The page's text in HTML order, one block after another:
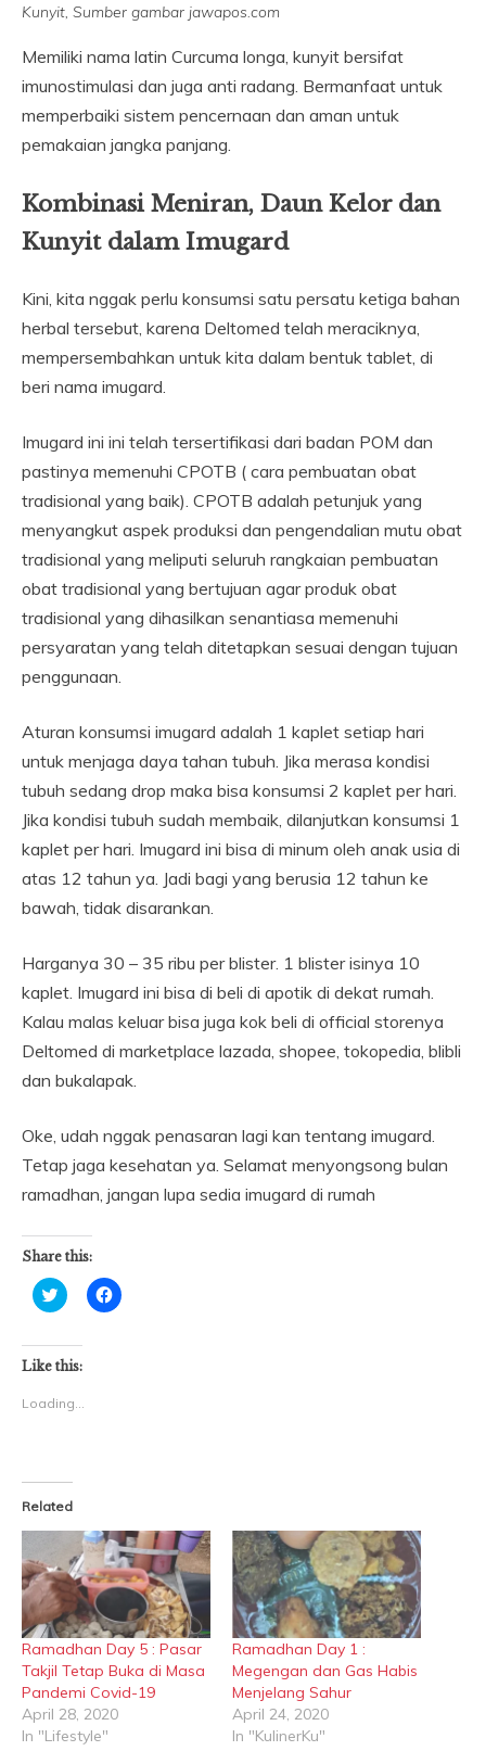
Kunyit, Sumber gambar jawapos.com
Memiliki nama latin Curcuma longa, kunyit bersifat
imunostimulasi dan juga anti radang. Bermanfaat untuk
memperbaiki sistem pencernaan dan aman untuk
pemakaian jangka panjang.
Kombinasi Meniran, Daun Kelor dan
Kunyit dalam Imugard
Kini, kita nggak perlu konsumsi satu persatu ketiga bahan
herbal tersebut, karena Deltomed telah meraciknya,
mempersembahkan untuk kita dalam bentuk tablet, di
beri nama imugard.
Imugard ini ini telah tersertifikasi dari badan POM dan
pastinya memenuhi CPOTB ( cara pembuatan obat
tradisional yang baik). CPOTB adalah petunjuk yang
menyangkut aspek produksi dan pengendalian mutu obat
tradisional yang meliputi seluruh rangkaian pembuatan
obat tradisional yang bertujuan agar produk obat
tradisional yang dihasilkan senantiasa memenuhi
persyaratan yang telah ditetapkan sesuai dengan tujuan
penggunaan.
Aturan konsumsi imugard adalah 1 kaplet setiap hari
untuk menjaga daya tahan tubuh. Jika merasa kondisi
tubuh sedang drop maka bisa konsumsi 2 kaplet per hari.
Jika kondisi tubuh sudah membaik, dilanjutkan konsumsi 1
kaplet per hari. Imugard ini bisa di minum oleh anak usia di
atas 12 tahun ya. Jadi bagi yang berusia 12 tahun ke
bawah, tidak disarankan.
Harganya 30 – 35 ribu per blister. 1 blister isinya 10
kaplet. Imugard ini bisa di beli di apotik di dekat rumah.
Kalau malas keluar bisa juga kok beli di official storenya
Deltomed di marketplace lazada, shopee, tokopedia, blibli
dan bukalapak.
Oke, udah nggak penasaran lagi kan tentang imugard.
Tetap jaga kesehatan ya. Selamat menyongsong bulan
ramadhan, jangan lupa sedia imugard di rumah
Share this:
Click
to
Twitter
(Opens
in
window)
Click
to
Like this:
Loading...
Related
Ramadhan Day 5 : Pasar
Takjil Tetap Buka di Masa
Pandemi Covid-19
April 28, 2020
In "Lifestyle"
Ramadhan Day 1 :
Megengan dan Gas Habis
Menjelang Sahur
April 24, 2020
In "KulinerKu"